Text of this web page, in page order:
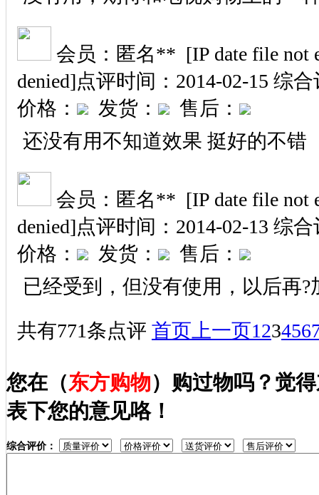
会员：匿名** [IP date file not
denied]点评时间：2014-02-15 综合
价格：
发货：
售后：
还没有用不知道效果 挺好的不错
会员：匿名** [IP date file not
denied]点评时间：2014-02-13 综合
价格：
发货：
售后：
已经受到，但没有使用，以后再?
共有771条点评 首页 上一页123456
您在（东方购物）购过物吗？觉
表下您的意见咯！
综合评价：